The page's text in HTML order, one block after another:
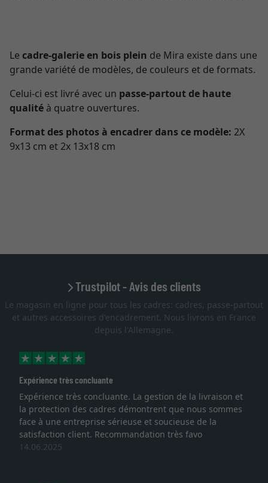
Le cadre-galerie en bois plein de Mira existe dans une
grande variété de modèles, de couleurs et de formats.
Celui-ci est livré avec un passe-partout de haute
qualité à quatre ouvertures.
Format des photos à encadrer dans ce modèle: 2X
9x13 cm et 2x 13x18 cm
Trustpilot - Avis des clients
Le magasin en ligne pour tous les cadres: cadres, passe-partout
et autres accessoires d'encadrement. Nous livrons en France
depuis l'Allemagne.
Expérience très concluante
Expérience très concluante. La gestion de la livraison et
la protection des cadres démontrent que nous sommes
face à une entreprise sérieuse et soucieuse de la
satisfaction client. Recommandation très favo
14.06.2025